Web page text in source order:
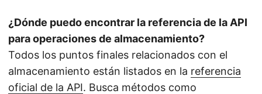
¿Dónde puedo encontrar la referencia de la API
para operaciones de almacenamiento?
Todos los puntos finales relacionados con el
almacenamiento están listados en la referencia
oficial de la API. Busca métodos como